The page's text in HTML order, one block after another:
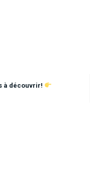
à découvrir!